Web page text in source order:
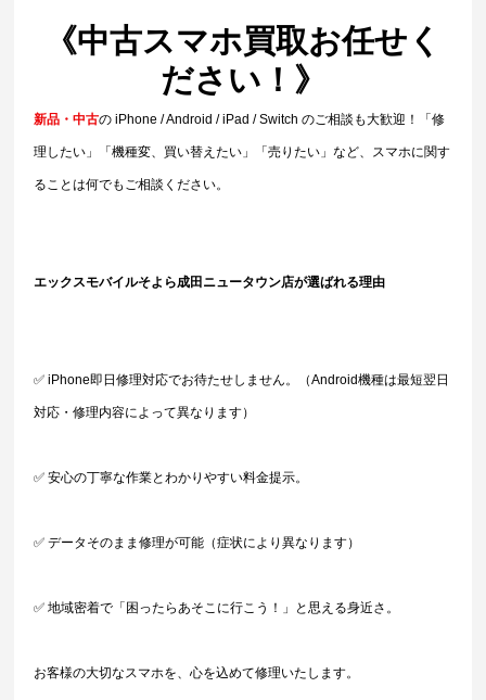
《中古スマホ買取お任せく
ださい！》
新品・中古の iPhone / Android / iPad / Switch のご相談も大歓迎！「修
理したい」「機種変、買い替えたい」「売りたい」など、スマホに関す
ることは何でもご相談ください。
エックスモバイルそよら成田ニュータウン店が選ばれる理由
✅ iPhone即日修理対応でお待たせしません。（Android機種は最短翌日
対応・修理内容によって異なります）
✅ 安心の丁寧な作業とわかりやすい料金提示。
✅ データそのまま修理が可能（症状により異なります）
✅ 地域密着で「困ったらあそこに行こう！」と思える身近さ。
お客様の大切なスマホを、心を込めて修理いたします。